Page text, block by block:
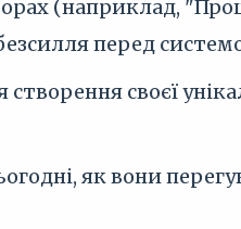
(наприклад,
перед
своєї
як вони